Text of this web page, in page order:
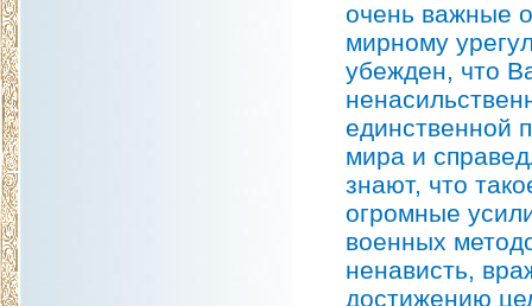
очень важные
мирному
убежден, что
единственной
мира и
знают, что
огромные
военных
ненависть,
достижению